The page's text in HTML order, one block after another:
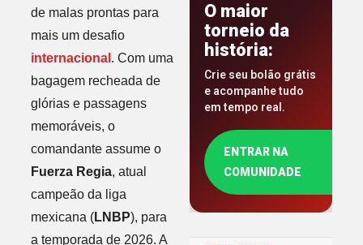
de malas prontas para
mais um desafio
internacional . Com uma
bagagem recheada de
glórias e passagens
memoráveis, o
comandante assume o
Fuerza Regia, atual
campeão da liga
mexicana (LNBP), para
a temporada de 2026. A
O maior
torneio da
história:
Crie seu bolão grátis
e acompanhe tudo
em tempo real.
ENTRAR NA
COMUNIDADE